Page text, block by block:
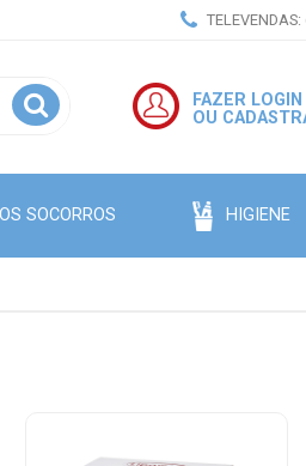
FAZER LOGIN
OU
SOCORROS HIGIENE